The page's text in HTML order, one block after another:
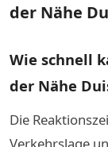
der Nähe
Wie schnell
der Nähe
Die
Verkehrslage